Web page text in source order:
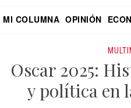
MI COLUMNA OPINIÓN
Oscar 2025:
y política en